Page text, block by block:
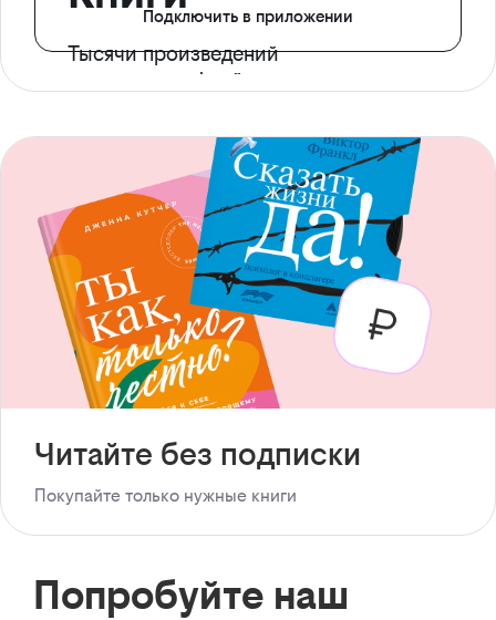
Тысячи произведений
с доступом офлайн
Подключить в приложении
Читайте без подписки
Покупайте только нужные книги
Попробуйте наш